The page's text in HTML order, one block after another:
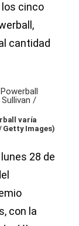
cinco
cantidad
varía
Images)
28 de
con la